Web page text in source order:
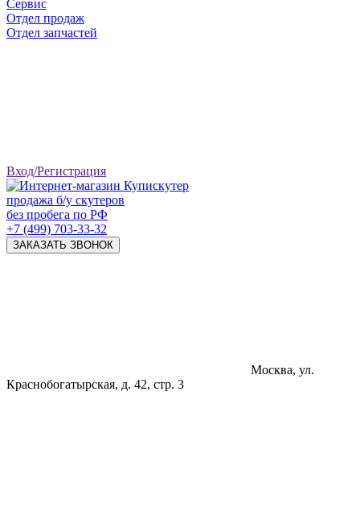
Сервис
Отдел продаж
Отдел запчастей
Вход/Регистрация
продажа б/у скутеров
без пробега по РФ
+7 (499) 703-33-32
ЗАКАЗАТЬ ЗВОНОК
Москва, ул.
Краснобогатырская, д. 42, стр. 3